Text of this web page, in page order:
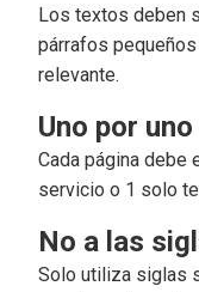
Los textos deben
párrafos
relevante.
Uno por uno
Cada página debe
servicio o 1 solo
No a las
Solo utiliza siglas